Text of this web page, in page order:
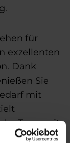
für
exzellenten
Dank
Sie
mit
Tageszeit